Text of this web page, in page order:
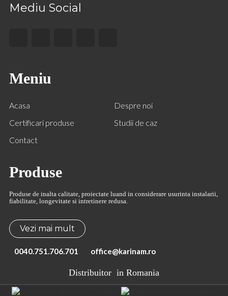
Mediu Social
Meniu
Acasa
Despre noi
Certificari produse
Studii de caz
Contact
Produse
Produse de inalta calitate, proiectate luand in considerare usurinta instalarii,
fiabilitate, longevitate si intretinere redusa.
Vezi mai mult
0040.751.706.701 office@karinam.ro
Distribuitor in Romania